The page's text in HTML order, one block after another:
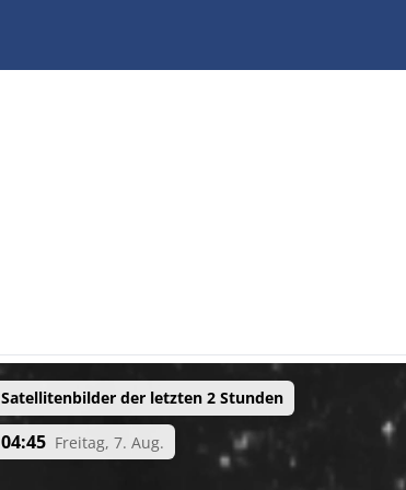
Satellitenbilder der letzten 2 Stunden
04:45 Freitag, 7. Aug.